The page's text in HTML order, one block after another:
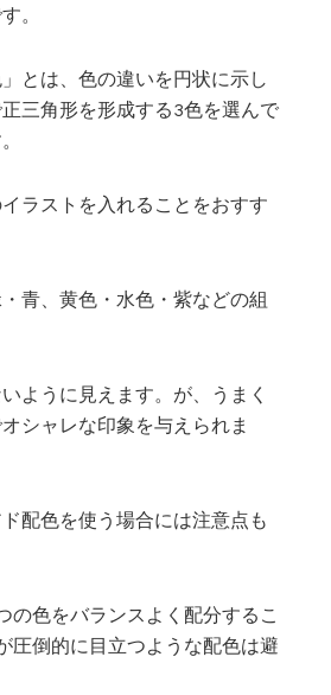
。
」とは、色の違いを円状に示し
三角形を形成する3色を選んで
イラストを入れることをおすす
青、黄色・水色・紫などの組
ように見えます。が、うまく
シャレな印象を与えられま
配色を使う場合には注意点も
の色をバランスよく配分するこ
圧倒的に目立つような配色は避